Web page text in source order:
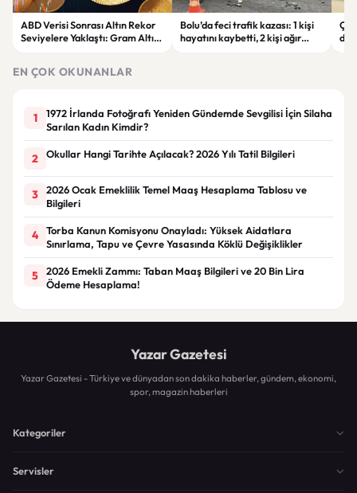
ABD Verisi Sonrası Altın Rekor
Seviyelere Yaklaştı: Gram Altın
Bolu’da feci trafik kazası: 1 kişi
hayatını kaybetti, 2 kişi ağır
EN ÇOK OKUNANLAR
1
1972 İrlanda Fotoğrafı Yeniden Gündemde Sevgilisi İçin Silaha
Sarılan Kadın Kimdir?
2 Okullar Hangi Tarihte Açılacak? 2026 Yılı Tatil Bilgileri
3
2026 Ocak Emeklilik Temel Maaş Hesaplama Tablosu ve
Bilgileri
4
Torba Kanun Komisyonu Onayladı: Yüksek Aidatlara
Sınırlama, Tapu ve Çevre Yasasında Köklü Değişiklikler
5
2026 Emekli Zammı: Taban Maaş Bilgileri ve 20 Bin Lira
Ödeme Hesaplama!
Yazar Gazetesi
Yazar Gazetesi - Türkiye ve dünyadan son dakika haberler, gündem, ekonomi,
spor, magazin haberleri
Kategoriler
Servisler